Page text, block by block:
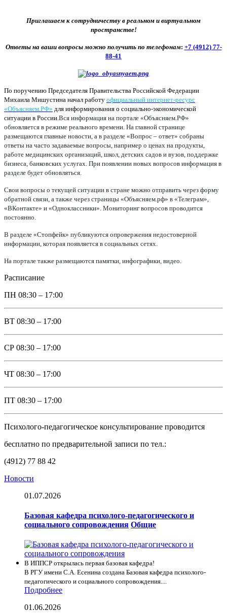
Приглашаем к сотрудничеству в реальном и виртуальном
пространстве!
Ответы на ваши вопросы можно получить по телефонам: +7 (4912) 77-
88-41
По поручению Председателя Правительства Российской Федерации
Михаила Мишустина начал работу официальный интернет-ресурс
«Объясняем.РФ» для информирования о социально-экономической
ситуации в России. Вся информация на портале «Объясняем.РФ»
обновляется в режиме реального времени. На главной странице
размещаются главные новости, а в разделе «Вопрос – ответ» собраны
ответы на часто задаваемые вопросы, например о ценах на продукты,
работе медицинских организаций, школ, детских садов и вузов, поддержке
бизнеса, банковских услугах. При появлении новых вопросов информация в
разделе будет обновляться.
Свои вопросы о текущей ситуации в стране можно отправить через форму
обратной связи, а также через страницы «Объясняем.рф» в «Телеграм»,
«ВКонтакте» и «Одноклассники». Мониторинг вопросов проводится
постоянно.
В разделе «Стопфейк» публикуются опровержения недостоверной
информации, которая появляется в социальных сетях.
На портале также размещаются памятки, инфографики, видео.
Расписание
ПН 08:30 – 17:00
ВТ 08:30 – 17:00
СР 08:30 – 17:00
ЧТ 08:30 – 17:00
ПТ 08:30 – 17:00
Психолого-педагогическое консультирование проводится
бесплатно по предварительной записи по тел.:
(4912) 77 88 42
Новости
01.07.2026
Базовая кафедра психолого-педагогического и
социального сопровождения Общие
В ИППСР открылась первая базовая кафедра!
В РГУ имени С.А. Есенина создана Базовая кафедра психолого-
педагогического и социального сопровождения....
Подробнее
01.06.2026